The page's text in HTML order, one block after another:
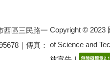
西區三民路一
｜傳真：
Copyright © 2023
of Science and